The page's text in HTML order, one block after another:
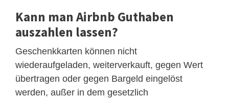
Kann man Airbnb Guthaben
auszahlen lassen?
Geschenkkarten können nicht
wiederaufgeladen, weiterverkauft, gegen Wert
übertragen oder gegen Bargeld eingelöst
werden, außer in dem gesetzlich